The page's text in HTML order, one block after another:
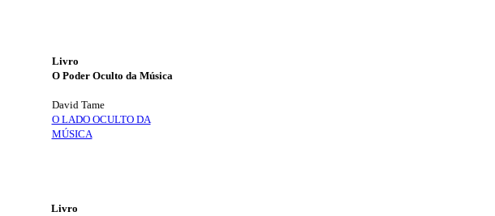
Livro
O Poder Oculto da Música
David Tame
O LADO OCULTO DA
MÚSICA
Livro